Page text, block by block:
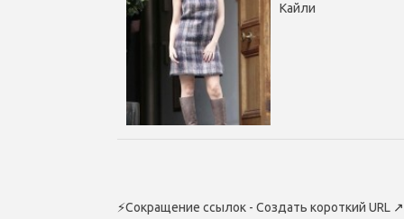
Кайли
⚡Сокращение ссылок - Создать короткий URL ↗